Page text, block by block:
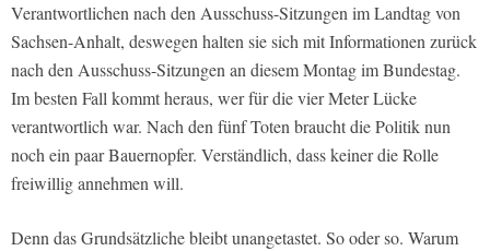
Verantwortlichen nach den Ausschuss-Sitzungen im Landtag von
Sachsen-Anhalt, deswegen halten sie sich mit Informationen zurück
nach den Ausschuss-Sitzungen an diesem Montag im Bundestag.
Im besten Fall kommt heraus, wer für die vier Meter Lücke
verantwortlich war. Nach den fünf Toten braucht die Politik nun
noch ein paar Bauernopfer. Verständlich, dass keiner die Rolle
freiwillig annehmen will.
Denn das Grundsätzliche bleibt unangetastet. So oder so. Warum